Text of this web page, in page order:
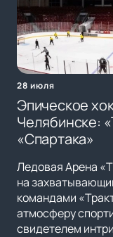
28 июля
Эпическое
Челябинске:
«Спартака»
Ледовая Арена
на
командами
атмосферу
свидетелем